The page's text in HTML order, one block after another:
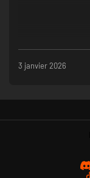
3 janvier 2026